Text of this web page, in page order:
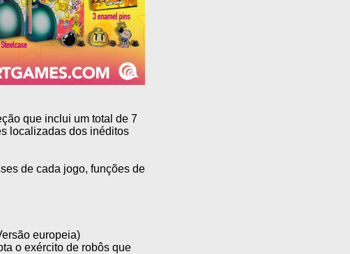
que inclui um total de 7
localizadas dos inéditos
de cada jogo, funções de
europeia)
o exército de robôs que